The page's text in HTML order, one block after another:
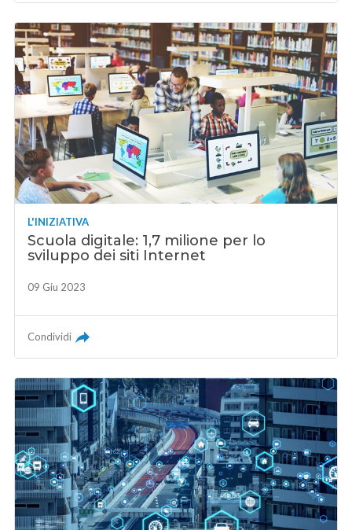
L'INIZIATIVA
Scuola digitale: 1,7 milione per lo
sviluppo dei siti Internet
09 Giu 2023
Condividi